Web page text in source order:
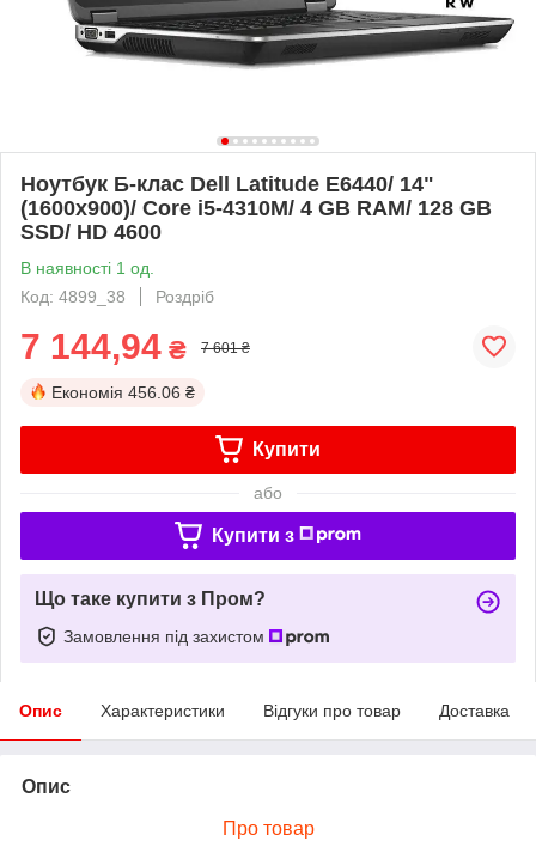
Ноутбук Б-клас Dell Latitude E6440/ 14"
(1600x900)/ Core i5-4310M/ 4 GB RAM/ 128 GB
SSD/ HD 4600
В наявності 1 од.
Код: 4899_38
Роздріб
7 144,94 ₴ 7 601 ₴
Економія 456.06 ₴
Купити
або
Купити з
Що таке купити з Пром?
Замовлення під захистом
Опис Характеристики Відгуки про товар Доставка
Опис
Про товар